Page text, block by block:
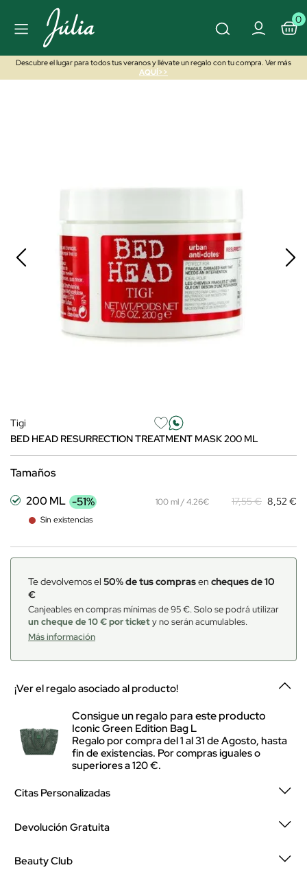
0
Descubre el lugar para todos tus veranos y llévate un regalo con tu compra. Ver más
AQUÍ>>
Tigi
BED HEAD RESURRECTION TREATMENT MASK 200 ML
Tamaños
200 ML -51%
Sin existencias
100 ml / 4.26€ 17,55 € 8,52 €
Te devolvemos el 50% de tus comprasen cheques de 10
€
Canjeables en compras mínimas de 95 €. Solo se podrá utilizar
un cheque de 10 € por tickety no serán acumulables.
Más información
¡Ver el regalo asociado al producto!
Consigue un regalo para este producto
Iconic Green Edition Bag L
Regalo por compra del 1 al 31 de Agosto, hasta
fin de existencias. Por compras iguales o
superiores a 120 €.
Citas Personalizadas
Devolución Gratuita
Beauty Club